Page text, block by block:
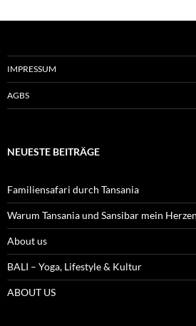
IMPRESSUM
AGBS
NEUESTE BEITRÄGE
Familiensafari durch Tansania
Warum Tansania und Sansibar mein
About us
BALI – Yoga, Lifestyle & Kultur
ABOUT US